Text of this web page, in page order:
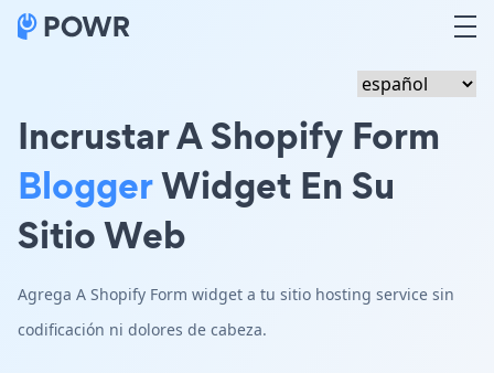
Incrustar A Shopify Form
BloggerWidget En Su
Sitio Web
Agrega A Shopify Form widget a tu sitio hosting service sin
codificación ni dolores de cabeza.